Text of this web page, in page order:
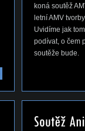
koná soutěž
letní AMV
Uvidíme jak
podívat, o čem
soutěže bude.